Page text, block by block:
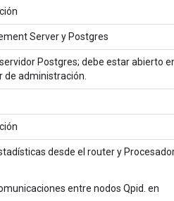
Server y Postgres
Postgres; debe estar abierto
de administración.
desde el router y
entre nodos Qpid. en